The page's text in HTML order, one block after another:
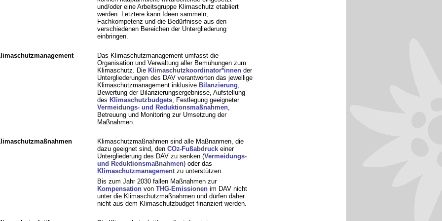
und/oder eine Arbeitsgruppe Klimaschutz etabliert
werden. Letztere kann Ideen sammeln,
Fachkompetenz und die Bedürfnisse aus den
verschiedenen Bereichen der Untergliederung
einbringen.
Das Klimaschutzmanagement umfasst die
Organisation und Verwaltung aller Bemühungen zum
Klimaschutz. Die Klimaschutzkoordinator*innender
Untergliederungen des DAV verantworten das jeweilige
Klimaschutzmanagement inklusive Bilanzierung,
Bewertung der Bilanzierungsergebnisse, Aufstellung
des Klimaschutzbudgets, Festlegung geeigneter
Vermeidungs- und Reduktionsmaßnahmen,
Betreuung und Monitoring zur Umsetzung der
Maßnahmen.
Klimaschutzmaßnahmen sind alle Maßnanmen, die
dazu geeignet sind, den CO2-Fußabdruckeiner
Untergliederung des DAV zu senken (Vermeidungs-
und Reduktionsmaßnahmen) oder das
Klimaschutzmanagementzu unterstützen.
Bis zum Jahr 2030 fallen Maßnahmen zur
Kompensationvon THG-Emissionenim DAV nicht
unter die Klimaschutzmaßnahmen und dürfen daher
nicht aus dem Klimaschutzbudget finanziert werden.